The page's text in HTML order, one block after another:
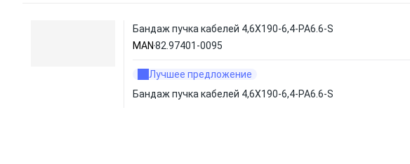
Бандаж пучка кабелей 4,6X190-6,4-PA6.6-S
MAN 82.97401-0095
Лучшее предложение
Бандаж пучка кабелей 4,6X190-6,4-PA6.6-S